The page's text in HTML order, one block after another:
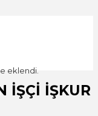
eklendi.
İŞÇİ İŞKUR